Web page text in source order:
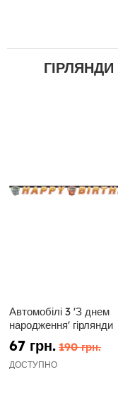
Автомобілі 3 'З днем
народження' гірлянди
67 грн. 190 грн.
ДОСТУПНО